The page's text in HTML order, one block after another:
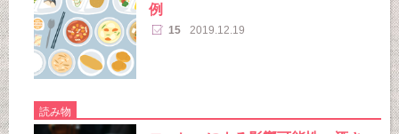
例
15 2019.12.19
読み物